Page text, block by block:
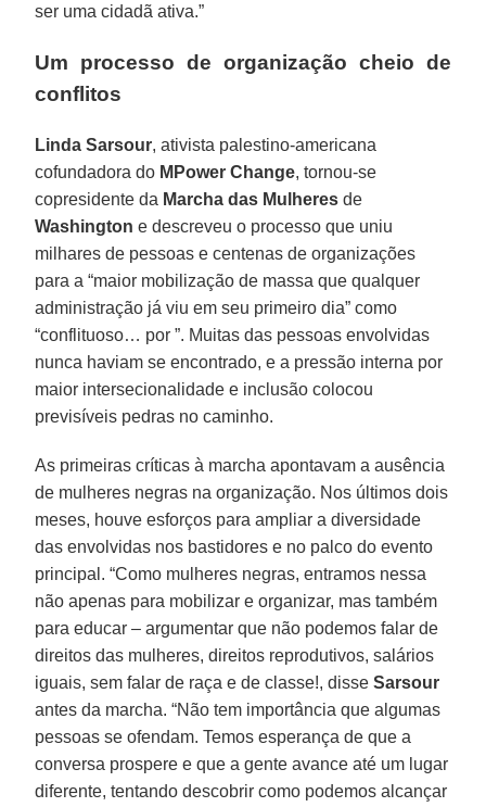
ser uma cidadã ativa.”
Um processo de organização cheio de
conflitos
Linda Sarsour, ativista palestino-americana
cofundadora do MPower Change, tornou-se
copresidente da Marcha das Mulheres de
Washington e descreveu o processo que uniu
milhares de pessoas e centenas de organizações
para a “maior mobilização de massa que qualquer
administração já viu em seu primeiro dia” como
“conflituoso… por ”. Muitas das pessoas envolvidas
nunca haviam se encontrado, e a pressão interna por
maior intersecionalidade e inclusão colocou
previsíveis pedras no caminho.
As primeiras críticas à marcha apontavam a ausência
de mulheres negras na organização. Nos últimos dois
meses, houve esforços para ampliar a diversidade
das envolvidas nos bastidores e no palco do evento
principal. “Como mulheres negras, entramos nessa
não apenas para mobilizar e organizar, mas também
para educar – argumentar que não podemos falar de
direitos das mulheres, direitos reprodutivos, salários
iguais, sem falar de raça e de classe!, disseSarsour
antes da marcha. “Não tem importância que algumas
pessoas se ofendam. Temos esperança de que a
conversa prospere e que a gente avance até um lugar
diferente, tentando descobrir como podemos alcançar